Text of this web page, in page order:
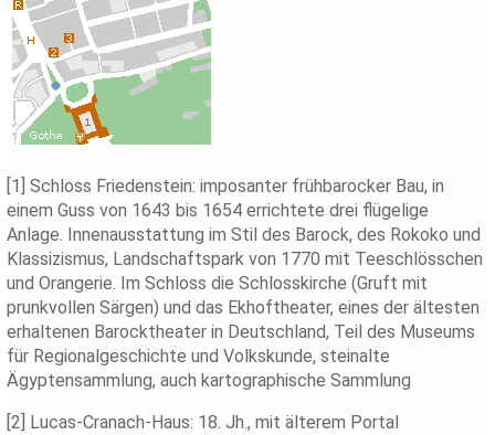
[1] Schloss Friedenstein: imposanter frühbarocker Bau, in
einem Guss von 1643 bis 1654 errichtete drei flügelige
Anlage. Innenausstattung im Stil des Barock, des Rokoko und
Klassizismus, Landschaftspark von 1770 mit Teeschlösschen
und Orangerie. Im Schloss die Schlosskirche (Gruft mit
prunkvollen Särgen) und das Ekhoftheater, eines der ältesten
erhaltenen Barocktheater in Deutschland, Teil des Museums
für Regionalgeschichte und Volkskunde, steinalte
Ägyptensammlung, auch kartographische Sammlung
[2] Lucas-Cranach-Haus: 18. Jh., mit älterem Portal